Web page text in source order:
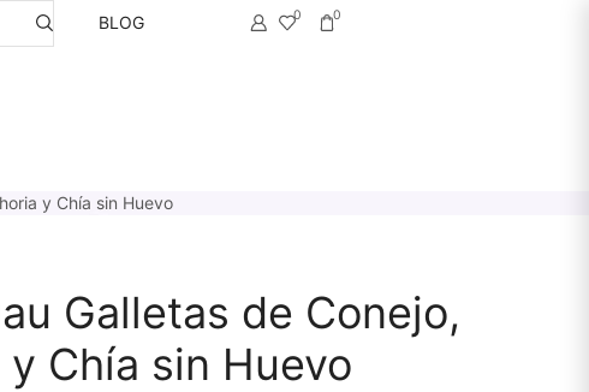
BLOG 0 0
y Chía sin Huevo
Galletas de Conejo,
Chía sin Huevo